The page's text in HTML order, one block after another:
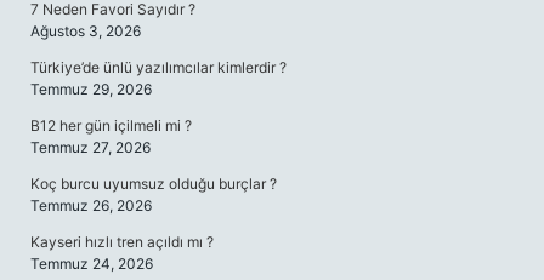
7 Neden Favori Sayıdır ?
Ağustos 3, 2026
Türkiye’de ünlü yazılımcılar kimlerdir ?
Temmuz 29, 2026
B12 her gün içilmeli mi ?
Temmuz 27, 2026
Koç burcu uyumsuz olduğu burçlar ?
Temmuz 26, 2026
Kayseri hızlı tren açıldı mı ?
Temmuz 24, 2026